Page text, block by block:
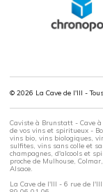
© 2026 La Cave de l'Ill -
Caviste à Brunstatt - Cave
de vos vins et spiritueux -
vins bio, vins biologiques,
sulfites, vins sans colle et
champagnes, d'alcools et
proche de Mulhouse,
Alsace.
La Cave de l'Ill - 6 rue de